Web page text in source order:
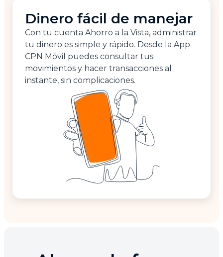
Dinero fácil de manejar
Con tu cuenta Ahorro a la Vista, administrar
tu dinero es simple y rápido. Desde la App
CPN Móvil puedes consultar tus
movimientos y hacer transacciones al
instante, sin complicaciones.